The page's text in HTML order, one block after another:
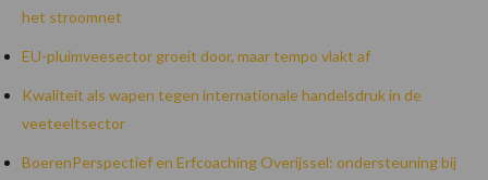
het stroomnet
EU-pluimveesector groeit door, maar tempo vlakt af
Kwaliteit als wapen tegen internationale handelsdruk in de
veeteeltsector
BoerenPerspectief en Erfcoaching Overijssel: ondersteuning bij